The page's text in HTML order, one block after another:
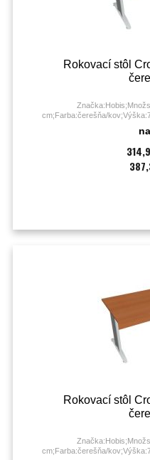
Rokovací stôl
cm;Farba:čerešňa/
Rokovací stôl
cm;Farba:čerešňa/